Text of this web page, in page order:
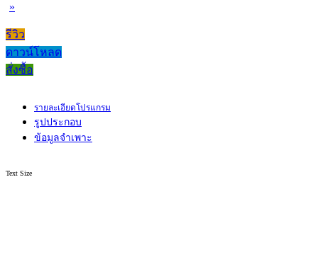
»
รีวิว
ดาวน์โหลด
สั่งซื้อ
รายละเอียดโปรแกรม
รูปประกอบ
ข้อมูลจำเพาะ
Text Size